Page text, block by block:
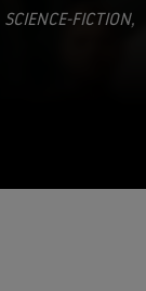
SCIENCE-FICTION,